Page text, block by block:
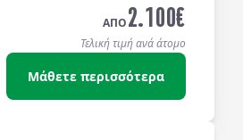
ΑΠΟ2.100€
Τελική τιμή ανά άτομο
Μάθετε περισσότερα